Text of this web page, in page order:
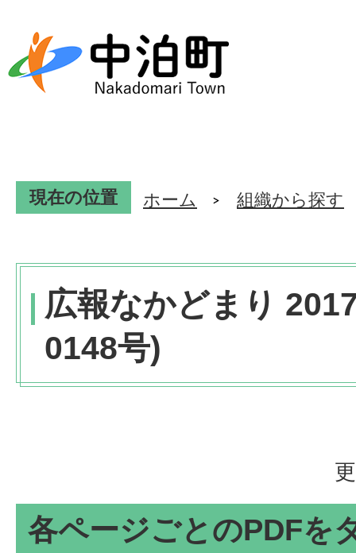
現在の位置 ホーム 組織から探す
広報なかどまり
0148号)
各ページごとのPDFを